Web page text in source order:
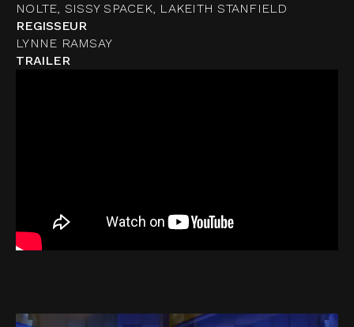
NOLTE, SISSY SPACEK, LAKEITH STANFIELD
REGISSEUR
LYNNE RAMSAY
TRAILER